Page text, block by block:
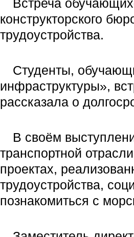
Встреча
конструкторского
трудоустройства.
Студенты,
инфраструктуры»,
рассказала о
В своём
транспортной
проектах,
трудоустройства,
познакомиться с